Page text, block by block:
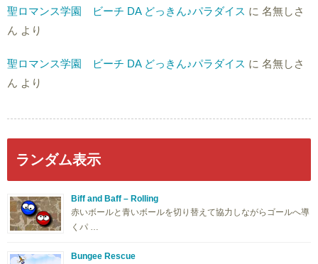
聖ロマンス学園 ビーチ DA どっきん♪パラダイス に 名無しさ
ん より
聖ロマンス学園 ビーチ DA どっきん♪パラダイス に 名無しさ
ん より
ランダム表示
Biff and Baff – Rolling
赤いボールと青いボールを切り替えて協力しながらゴールへ導
くパ …
Bungee Rescue